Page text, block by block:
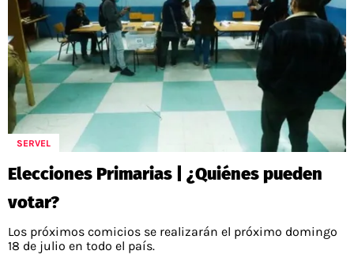
SERVEL
Elecciones Primarias | ¿Quiénes pueden
votar?
Los próximos comicios se realizarán el próximo domingo
18 de julio en todo el país.